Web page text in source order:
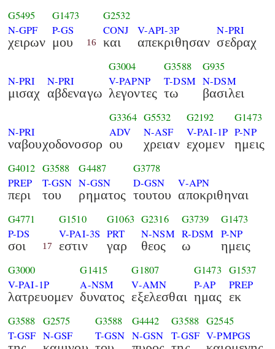
G5495
N-GPF
χειρων
G1473
P-GS
μου 16
G2532
CONJ
και
V-API-3P
απεκριθησαν
N-PRI
σεδραχ
N-PRI
μισαχ
N-PRI
αβδεναγω
G3004
V-PAPNP
λεγοντες
G3588
T-DSM
τω
G935
N-DSM
βασιλει
N-PRI
ναβουχοδονοσορ
G3364
ADV
ου
G5532
N-ASF
χρειαν
G2192
V-PAI-1P
εχομεν
G1473
P-NP
ημεις
G4012
PREP
περι
G3588
T-GSN
του
G4487
N-GSN
ρηματος
G3778
D-GSN
τουτου
V-APN
αποκριθηναι
G4771
P-DS
σοι 17
G1510
V-PAI-3S
εστιν
G1063
PRT
γαρ
G2316
N-NSM
θεος
G3739
R-DSM
ω
G1473
P-NP
ημεις
G3000
V-PAI-1P
λατρευομεν
G1415
A-NSM
δυνατος
G1807
V-AMN
εξελεσθαι
G1473
P-AP
ημας
G1537
PREP
εκ
G3588
T-GSF
G2575
N-GSF
G3588
T-GSN
G4442
N-GSN
G3588
T-GSF
G2545
V-PMPGS